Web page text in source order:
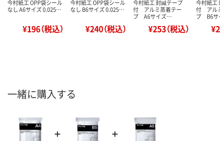
今村紙工 OPP袋シール
なし A6サイズ 0.025…
¥196（税込）
今村紙工 OPP袋シール
なし B6サイズ 0.025…
¥240（税込）
今村紙工 封緘テープ
付 アルミ蒸着テー
プ A6サイズ…
¥253（税込）
今村紙工
付 アル
プ B6
一緒に購入する